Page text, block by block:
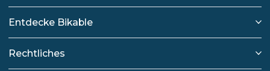
Entdecke Bikable
Rechtliches